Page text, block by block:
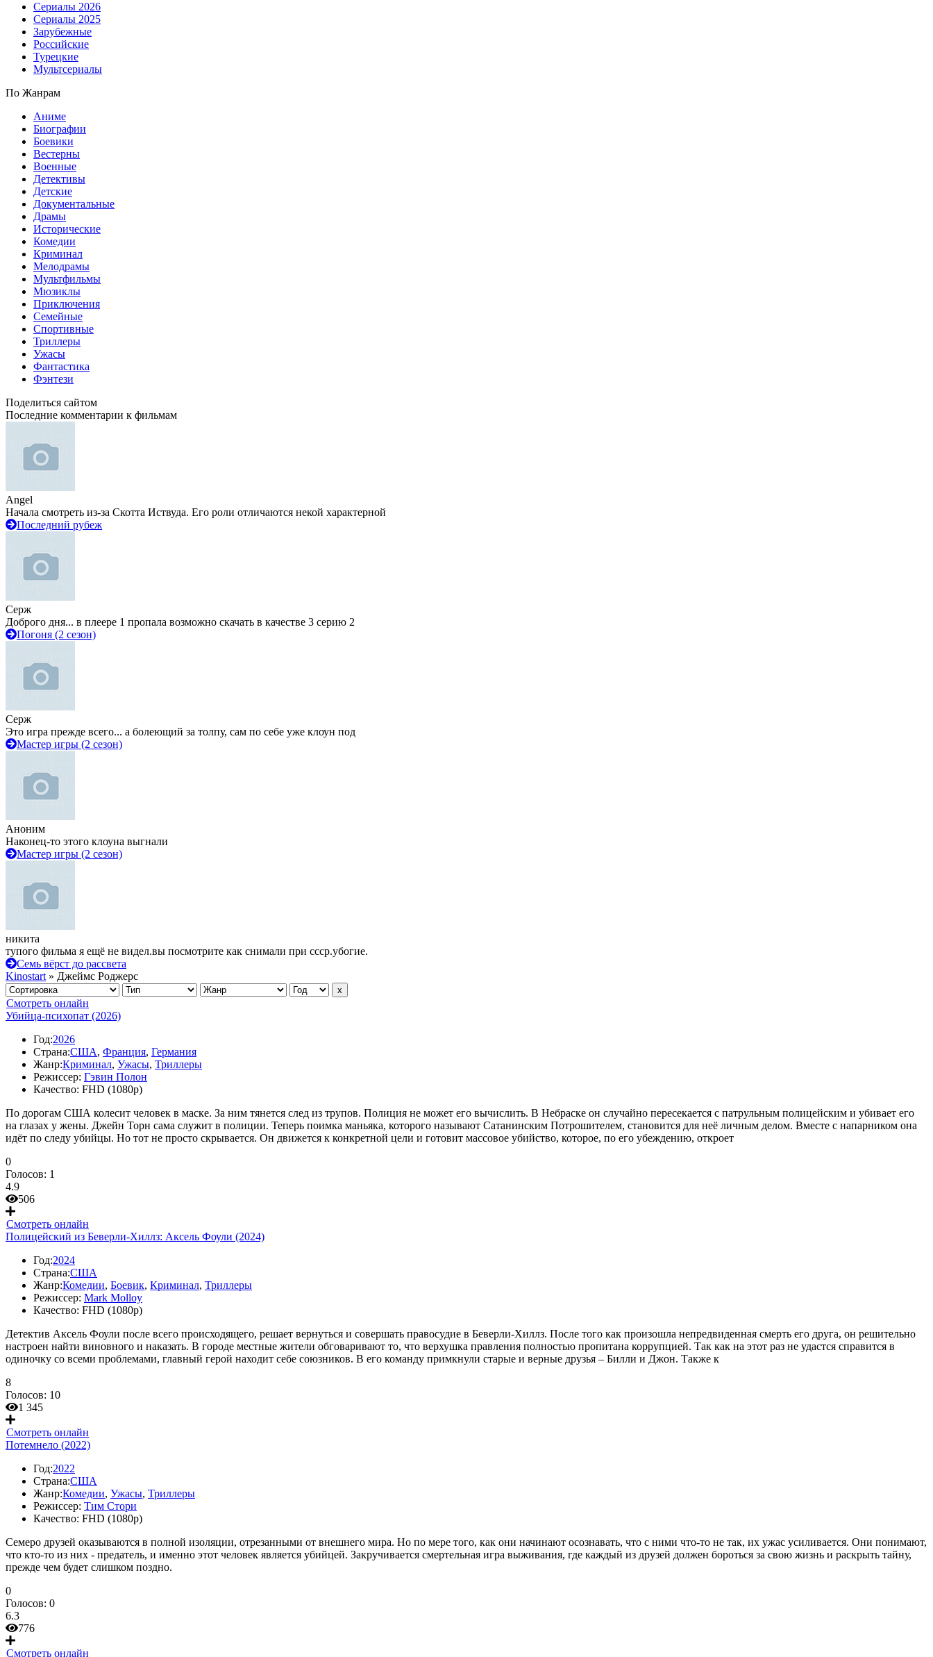
Сериалы 2026
Сериалы 2025
Зарубежные
Российские
Турецкие
Мультсериалы
По Жанрам
Аниме
Биографии
Боевики
Вестерны
Военные
Детективы
Детские
Документальные
Драмы
Исторические
Комедии
Криминал
Мелодрамы
Мультфильмы
Мюзиклы
Приключения
Семейные
Спортивные
Триллеры
Ужасы
Фантастика
Фэнтези
Поделиться сайтом
Последние комментарии к фильмам
Angel
Начала смотреть из-за Скотта Иствуда. Его роли отличаются некой характерной
Последний рубеж
Серж
Доброго дня... в плеере 1 пропала возможно скачать в качестве 3 серию 2
Погоня (2 сезон)
Серж
Это игра прежде всего... а болеющий за толпу, сам по себе уже клоун под
Мастер игры (2 сезон)
Аноним
Наконец-то этого клоуна выгнали
Мастер игры (2 сезон)
никита
тупого фильма я ещё не видел.вы посмотрите как снимали при ссср.убогие.
Семь вёрст до рассвета
Kinostart » Джеймс Роджерс
Смотреть онлайн
Убийца-психопат (2026)
Год:2026
Страна:США, Франция, Германия
Жанр:Криминал, Ужасы, Триллеры
Режиссер: Гэвин Полон
Качество: FHD (1080p)
По дорогам США колесит человек в маске. За ним тянется след из трупов. Полиция не может его вычислить. В Небраске он случайно пересекается с патрульным полицейским и убивает его
на глазах у жены. Джейн Торн сама служит в полиции. Теперь поимка маньяка, которого называют Сатанинским Потрошителем, становится для неё личным делом. Вместе с напарником она
идёт по следу убийцы. Но тот не просто скрывается. Он движется к конкретной цели и готовит массовое убийство, которое, по его убеждению, откроет
0
Голосов: 1
4.9
506
Смотреть онлайн
Полицейский из Беверли-Хиллз: Аксель Фоули (2024)
Год:2024
Страна:США
Жанр:Комедии, Боевик, Криминал, Триллеры
Режиссер: Mark Molloy
Качество: FHD (1080p)
Детектив Аксель Фоули после всего происходящего, решает вернуться и совершать правосудие в Беверли-Хиллз. После того как произошла непредвиденная смерть его друга, он решительно
настроен найти виновного и наказать. В городе местные жители обговаривают то, что верхушка правления полностью пропитана коррупцией. Так как на этот раз не удастся справится в
одиночку со всеми проблемами, главный герой находит себе союзников. В его команду примкнули старые и верные друзья – Билли и Джон. Также к
8
Голосов: 10
1 345
Смотреть онлайн
Потемнело (2022)
Год:2022
Страна:США
Жанр:Комедии, Ужасы, Триллеры
Режиссер: Тим Стори
Качество: FHD (1080p)
Семеро друзей оказываются в полной изоляции, отрезанными от внешнего мира. Но по мере того, как они начинают осознавать, что с ними что-то не так, их ужас усиливается. Они понимают,
что кто-то из них - предатель, и именно этот человек является убийцей. Закручивается смертельная игра выживания, где каждый из друзей должен бороться за свою жизнь и раскрыть тайну,
прежде чем будет слишком поздно.
0
Голосов: 0
6.3
776
Смотреть онлайн